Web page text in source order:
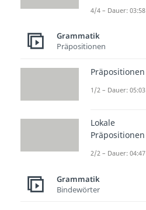
4/4 – Dauer: 03:58
Grammatik
Präpositionen
Präpositionen
1/2 – Dauer: 05:03
Lokale
Präpositionen
2/2 – Dauer: 04:47
Grammatik
Bindewörter